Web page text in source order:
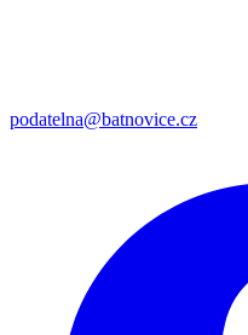
podatelna@batnovice.cz